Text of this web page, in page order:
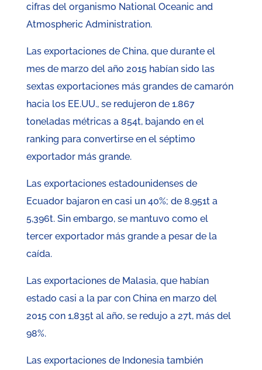
cifras del organismo National Oceanic and
Atmospheric Administration.
Las exportaciones de China, que durante el
mes de marzo del año 2015 habían sido las
sextas exportaciones más grandes de camarón
hacia los EE.UU., se redujeron de 1.867
toneladas métricas a 854t, bajando en el
ranking para convertirse en el séptimo
exportador más grande.
Las exportaciones estadounidenses de
Ecuador bajaron en casi un 40%; de 8,951t a
5,396t. Sin embargo, se mantuvo como el
tercer exportador más grande a pesar de la
caída.
Las exportaciones de Malasia, que habían
estado casi a la par con China en marzo del
2015 con 1,835t al año, se redujo a 27t, más del
98%.
Las exportaciones de Indonesia también